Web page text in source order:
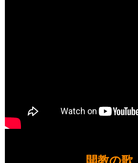
開​教​の歌